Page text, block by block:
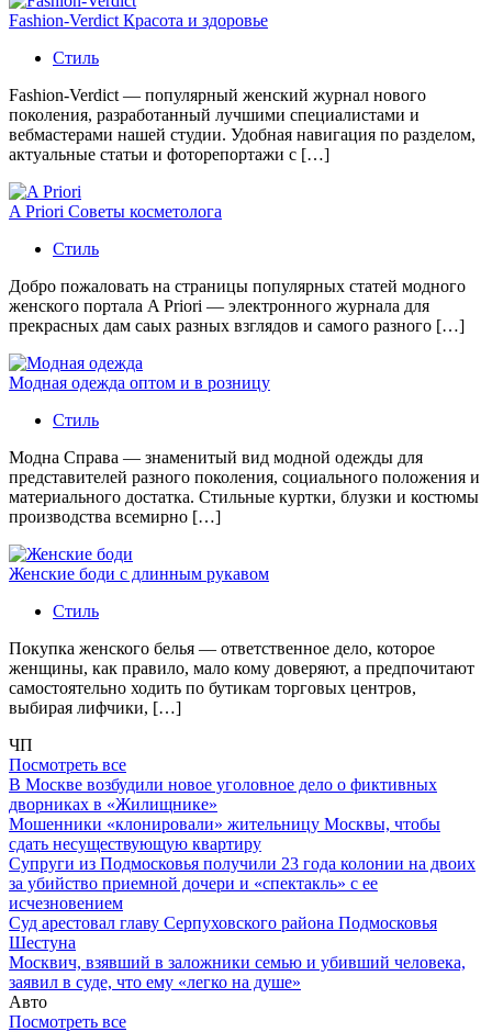
Fashion-Verdict Красота и здоровье
Стиль
Fashion-Verdict — популярный женский журнал нового
поколения, разработанный лучшими специалистами и
вебмастерами нашей студии. Удобная навигация по разделом,
актуальные статьи и фоторепортажи с […]
A Priori Советы косметолога
Стиль
Добро пожаловать на страницы популярных статей модного
женского портала A Priori — электронного журнала для
прекрасных дам саых разных взглядов и самого разного […]
Модная одежда оптом и в розницу
Стиль
Модна Справа — знаменитый вид модной одежды для
представителей разного поколения, социального положения и
материального достатка. Стильные куртки, блузки и костюмы
производства всемирно […]
Женские боди с длинным рукавом
Стиль
Покупка женского белья — ответственное дело, которое
женщины, как правило, мало кому доверяют, а предпочитают
самостоятельно ходить по бутикам торговых центров,
выбирая лифчики, […]
ЧП
Посмотреть все
В Москве возбудили новое уголовное дело о фиктивных
дворниках в «Жилищнике»
Мошенники «клонировали» жительницу Москвы, чтобы
сдать несуществующую квартиру
Супруги из Подмосковья получили 23 года колонии на двоих
за убийство приемной дочери и «спектакль» с ее
исчезновением
Суд арестовал главу Серпуховского района Подмосковья
Шестуна
Москвич, взявший в заложники семью и убивший человека,
заявил в суде, что ему «легко на душе»
Авто
Посмотреть все